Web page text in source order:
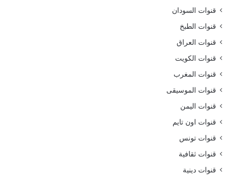
قنوات السودان
قنوات الطبخ
قنوات العراق
قنوات الكويت
قنوات المغرب
قنوات الموسيقى
قنوات اليمن
قنوات اون تايم
قنوات تونس
قنوات ثقافية
قنوات دينية